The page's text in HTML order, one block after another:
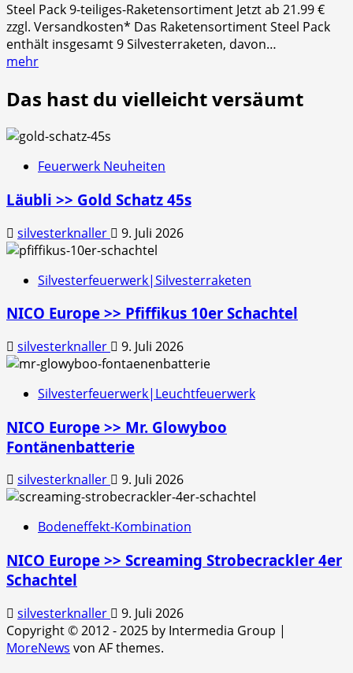
Steel Pack 9-teiliges-Raketensortiment Jetzt ab 21.99 €
zzgl. Versandkosten* Das Raketensortiment Steel Pack
enthält insgesamt 9 Silvesterraketen, davon…
mehr
Das hast du vielleicht versäumt
Feuerwerk Neuheiten
Läubli >> Gold Schatz 45s
silvesterknaller 9. Juli 2026
Silvesterfeuerwerk|Silvesterraketen
NICO Europe >> Pfiffikus 10er Schachtel
silvesterknaller 9. Juli 2026
Silvesterfeuerwerk|Leuchtfeuerwerk
NICO Europe >> Mr. Glowyboo
Fontänenbatterie
silvesterknaller 9. Juli 2026
Bodeneffekt-Kombination
NICO Europe >> Screaming Strobecrackler 4er
Schachtel
silvesterknaller
9. Juli 2026
Copyright © 2012 - 2025 by Intermedia Group |
MoreNews von AF themes.